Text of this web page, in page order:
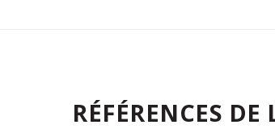
RÉFÉRENCES